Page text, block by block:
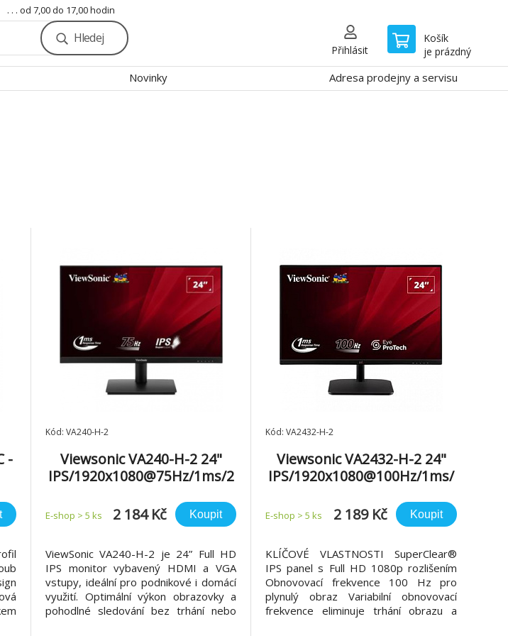
. . . od 7,00 do 17,00 hodin
Hledej
Přihlásit
Košík
je prázdný
Novinky Adresa prodejny a servisu
-
Kód: VA240-H-2
Viewsonic VA240-H-2 24"
IPS/1920x1080@75Hz/1ms/2
E-shop > 5 ks 2 184 Kč Koupit
ViewSonic VA240-H-2 je 24” Full HD
IPS monitor vybavený HDMI a VGA
vstupy, ideální pro podnikové i domácí
využití. Optimální výkon obrazovky a
pohodlné sledování bez trhání nebo
Kód: VA2432-H-2
Viewsonic VA2432-H-2 24"
IPS/1920x1080@100Hz/1ms/
E-shop > 5 ks 2 189 Kč Koupit
KLÍČOVÉ VLASTNOSTI SuperClear®
IPS panel s Full HD 1080p rozlišením
Obnovovací frekvence 100 Hz pro
plynulý obraz Variabilní obnovovací
frekvence eliminuje trhání obrazu a